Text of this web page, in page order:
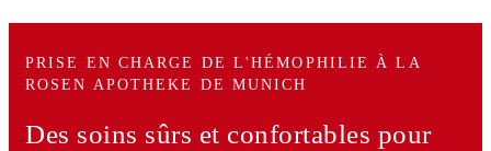
PRISE EN CHARGE DE L'HÉMOPHILIE À LA
ROSEN APOTHEKE DE MUNICH
Des soins sûrs et confortables pour